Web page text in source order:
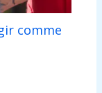
comme